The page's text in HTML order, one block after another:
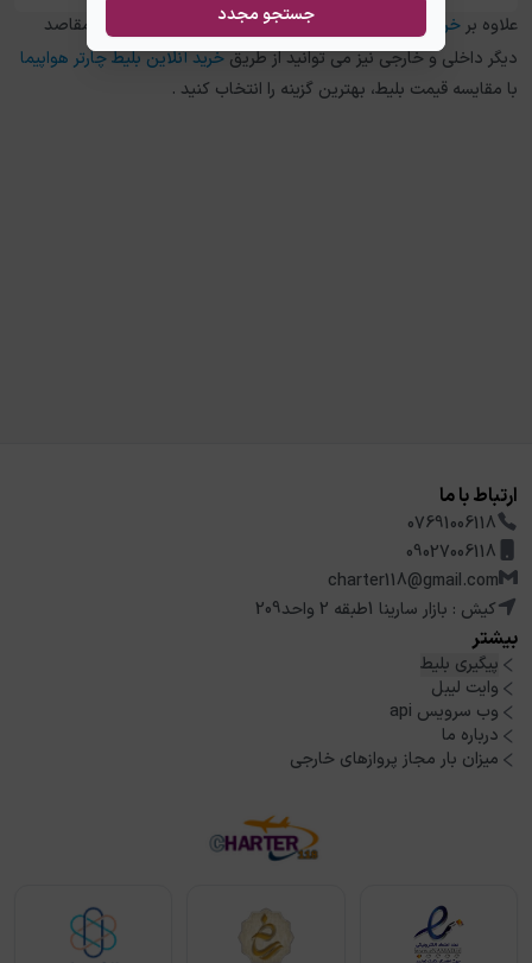
جستجو مجدد علاوه بر خرید بلیط هواپیما دوحهبهاستانبول
، در چارتر 118 برای مقاصد
دیگر داخلی و خارجی نیز می توانید از طریقخرید آنلاین بلیط چارتر هواپیما
با مقایسه قیمت بلیط، بهترین گزینه را انتخاب کنید .
ارتباط با ما
07691006118
09027006118
charter118@gmail.com
کیش : بازار سارینا 1طبقه 2 واحد209
بیشتر
پیگیری بلیط
وایت لیبل
وب سرویس api
درباره ما
میزان بار مجاز پروازهای خارجی